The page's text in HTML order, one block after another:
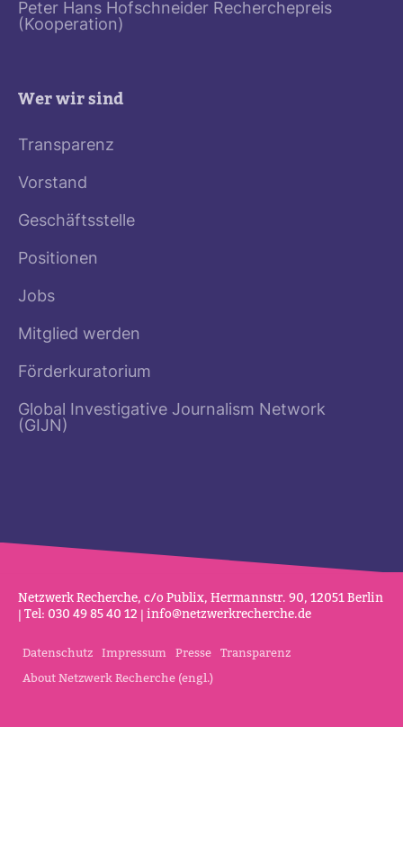
Peter Hans Hofschneider Recherchepreis
(Kooperation)
Wer wir sind
Transparenz
Vorstand
Geschäftsstelle
Positionen
Jobs
Mitglied werden
Förderkuratorium
Global Investigative Journalism Network
(GIJN)
Netz­werk Recherche, c/o Publix, Her­mannstr. 90, 12051 Berlin
| Tel: 030 49 85 40 12 | info@netz­werk­re­cherche.de
Datenschutz Impressum Presse Transparenz
About Netzwerk Recherche (engl.)